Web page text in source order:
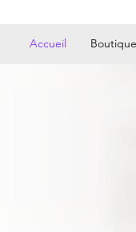
Accueil Boutique